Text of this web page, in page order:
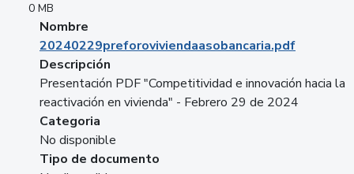
0 MB
Nombre
20240229preforoviviendaasobancaria.pdf
Descripción
Presentación PDF "Competitividad e innovación hacia la
reactivación en vivienda" - Febrero 29 de 2024
Categoria
No disponible
Tipo de documento